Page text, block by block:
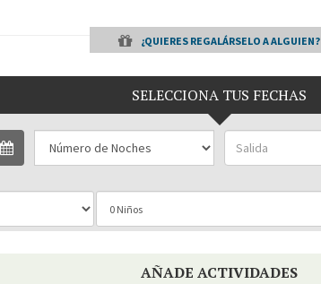
¿QUIERES REGALÁRSELO A ALGUIEN?
SELECCIONA TUS FECHAS
AÑADE ACTIVIDADES